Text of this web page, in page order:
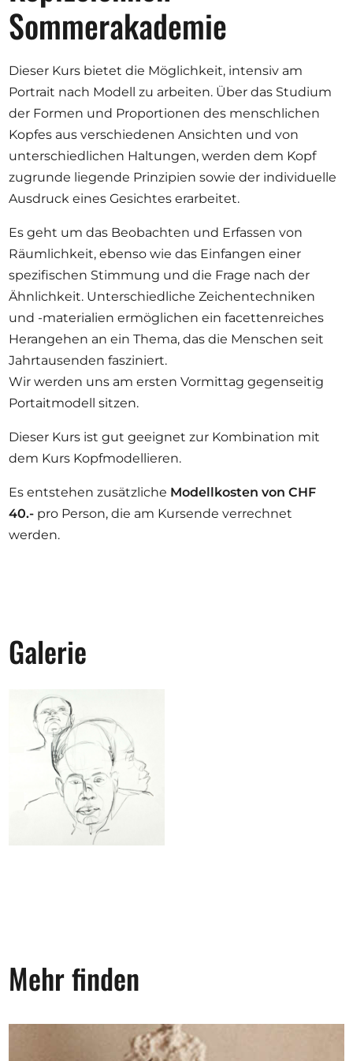
Ausschreibungen
Mitglied werden
Künstler:innen
Über uns
Spenden
Help
Kontakt
Sommerakademie
Dieser Kurs bietet die Möglichkeit, intensiv am
Portrait nach Modell zu arbeiten. Über das Studium
der Formen und Proportionen des menschlichen
Kopfes aus verschiedenen Ansichten und von
unterschiedlichen Haltungen, werden dem Kopf
zugrunde liegende Prinzipien sowie der individuelle
Ausdruck eines Gesichtes erarbeitet.
Es geht um das Beobachten und Erfassen von
Räumlichkeit, ebenso wie das Einfangen einer
spezifischen Stimmung und die Frage nach der
Ähnlichkeit. Unterschiedliche Zeichentechniken
und -materialien ermöglichen ein facettenreiches
Herangehen an ein Thema, das die Menschen seit
Jahrtausenden fasziniert.
Wir werden uns am ersten Vormittag gegenseitig
Portaitmodell sitzen.
Dieser Kurs ist gut geeignet zur Kombination mit
dem Kurs Kopfmodellieren.
Es entstehen zusätzliche Modellkosten von CHF
40.- pro Person, die am Kursende verrechnet
werden.
Galerie
Mehr finden